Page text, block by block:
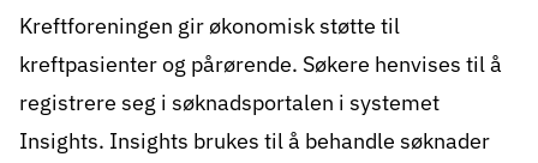
Kreftforeningen gir økonomisk støtte til
kreftpasienter og pårørende. Søkere henvises til å
registrere seg i søknadsportalen i systemet
Insights. Insights brukes til å behandle søknader